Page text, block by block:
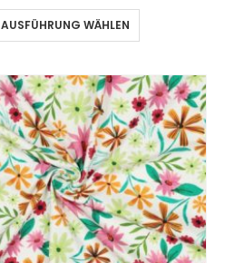
AUSFÜHRUNG WÄHLEN